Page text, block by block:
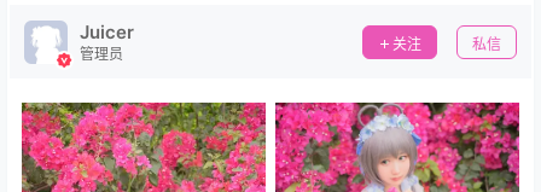
Juicer
管理员
关注 私信